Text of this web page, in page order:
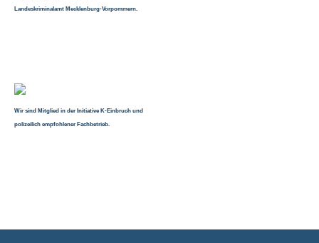
Landeskriminalamt Mecklenburg-Vorpommern.
Wir sind Mitglied in der Initiative K-Einbruch und
polizeilich empfohlener Fachbetrieb.